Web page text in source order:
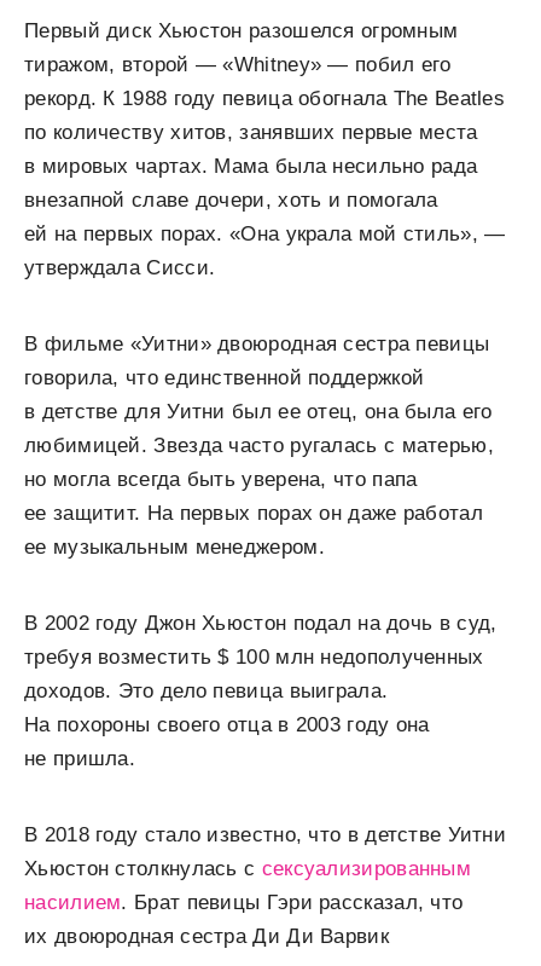
Первый диск Хьюстон разошелся огромным
тиражом, второй — «Whitney» — побил его
рекорд. К 1988 году певица обогнала The Beatles
по количеству хитов, занявших первые места
в мировых чартах. Мама была несильно рада
внезапной славе дочери, хоть и помогала
ей на первых порах. «Она украла мой стиль», —
утверждала Сисси.
В фильме «Уитни» двоюродная сестра певицы
говорила, что единственной поддержкой
в детстве для Уитни был ее отец, она была его
любимицей. Звезда часто ругалась с матерью,
но могла всегда быть уверена, что папа
ее защитит. На первых порах он даже работал
ее музыкальным менеджером.
В 2002 году Джон Хьюстон подал на дочь в суд,
требуя возместить $ 100 млн недополученных
доходов. Это дело певица выиграла.
На похороны своего отца в 2003 году она
не пришла.
В 2018 году стало известно, что в детстве Уитни
Хьюстон столкнулась с сексуализированным
насилием. Брат певицы Гэри рассказал, что
их двоюродная сестра Ди Ди Варвик